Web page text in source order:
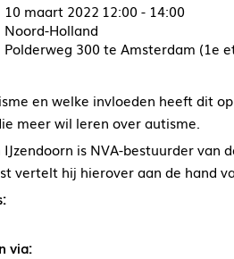
10 maart 2022 12:00 - 14:00
Noord-Holland
Polderweg 300 te Amsterdam (1e
en welke invloeden heeft dit
meer wil leren over autisme.
IJzendoorn is NVA-bestuurder
vertelt hij hierover aan de hand
via: